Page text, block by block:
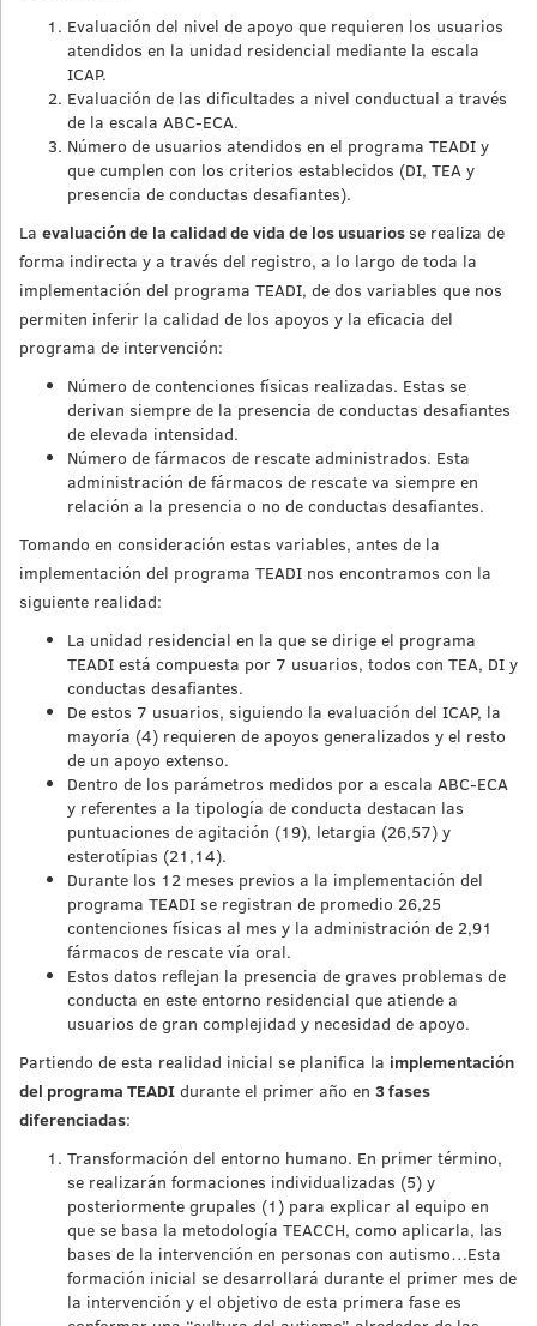
Evaluación del nivel de apoyo que requieren los usuarios
atendidos en la unidad residencial mediante la escala
ICAP.
Evaluación de las dificultades a nivel conductual a través
de la escala ABC-ECA.
Número de usuarios atendidos en el programa TEADI y
que cumplen con los criterios establecidos (DI, TEA y
presencia de conductas desafiantes).
La evaluación de la calidad de vida de los usuarios se realiza de
forma indirecta y a través del registro, a lo largo de toda la
implementación del programa TEADI, de dos variables que nos
permiten inferir la calidad de los apoyos y la eficacia del
programa de intervención:
Número de contenciones físicas realizadas. Estas se
derivan siempre de la presencia de conductas desafiantes
de elevada intensidad.
Número de fármacos de rescate administrados. Esta
administración de fármacos de rescate va siempre en
relación a la presencia o no de conductas desafiantes.
Tomando en consideración estas variables, antes de la
implementación del programa TEADI nos encontramos con la
siguiente realidad:
La unidad residencial en la que se dirige el programa
TEADI está compuesta por 7 usuarios, todos con TEA, DI y
conductas desafiantes.
De estos 7 usuarios, siguiendo la evaluación del ICAP, la
mayoría (4) requieren de apoyos generalizados y el resto
de un apoyo extenso.
Dentro de los parámetros medidos por a escala ABC-ECA
y referentes a la tipología de conducta destacan las
puntuaciones de agitación (19), letargia (26,57) y
esterotípias (21,14).
Durante los 12 meses previos a la implementación del
programa TEADI se registran de promedio 26,25
contenciones físicas al mes y la administración de 2,91
fármacos de rescate vía oral.
Estos datos reflejan la presencia de graves problemas de
conducta en este entorno residencial que atiende a
usuarios de gran complejidad y necesidad de apoyo.
Partiendo de esta realidad inicial se planifica la implementación
del programa TEADI durante el primer año en 3 fases
diferenciadas:
Transformación del entorno humano. En primer término,
se realizarán formaciones individualizadas (5) y
posteriormente grupales (1) para explicar al equipo en
que se basa la metodología TEACCH, como aplicarla, las
bases de la intervención en personas con autismo…Esta
formación inicial se desarrollará durante el primer mes de
la intervención y el objetivo de esta primera fase es